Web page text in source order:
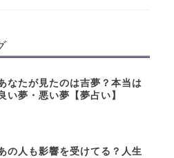
なたが見たのは吉夢？本当は
い夢・悪い夢【夢占い】
の人も影響を受けてる？人生